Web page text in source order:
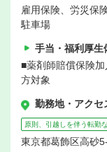
雇用保険、労災保
駐車場
手当・福利厚生
■薬剤師賠償保険
方対象
勤務地・アクセ
原則、引越しを伴う転勤
東京都葛飾区高砂